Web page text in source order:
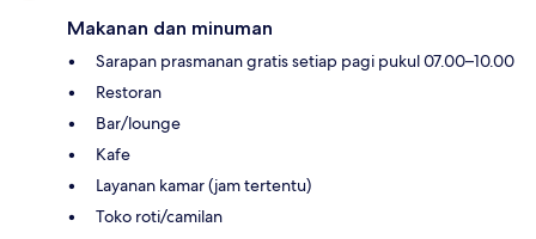
Makanan dan minuman
Sarapan prasmanan gratis setiap pagi pukul 07.00–10.00
Restoran
Bar/lounge
Kafe
Layanan kamar (jam tertentu)
Toko roti/camilan